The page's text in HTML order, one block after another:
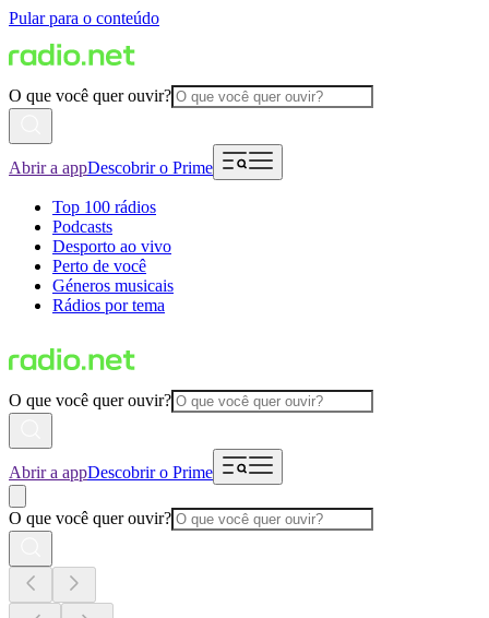
Pular para o conteúdo
O que você quer ouvir?
Abrir a appDescobrir o Prime
Top 100 rádios
Podcasts
Desporto ao vivo
Perto de você
Géneros musicais
Rádios por tema
O que você quer ouvir?
Abrir a appDescobrir o Prime
O que você quer ouvir?